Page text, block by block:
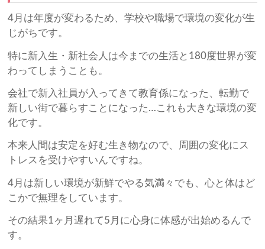
4月は年度が変わるため、学校や職場で環境の変化が生
じがちです。
特に新入生・新社会人は今までの生活と180度世界が変
わってしまうことも。
会社で新入社員が入ってきて教育係になった、転勤で
新しい街で暮らすことになった…これも大きな環境の変
化です。
本来人間は安定を好む生き物なので、周囲の変化にス
トレスを受けやすいんですね。
4月は新しい環境が新鮮でやる気満々でも、心と体はど
こかで無理をしています。
その結果1ヶ月遅れて5月に心身に体感が出始めるんで
す。